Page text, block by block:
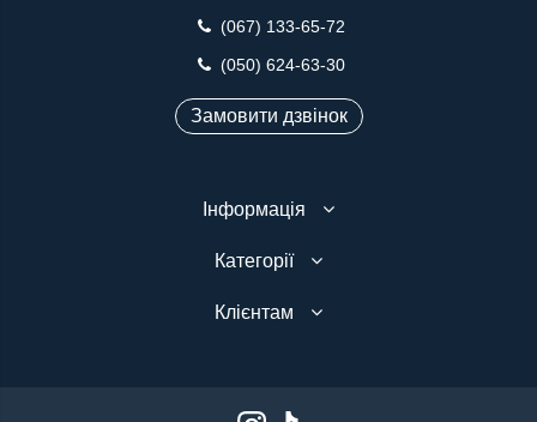
(067) 133-65-72
(050) 624-63-30
Замовити дзвінок
Інформація
Категорії
Клієнтам